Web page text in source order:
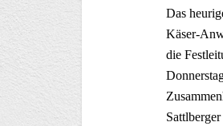
Das
Käser-
die